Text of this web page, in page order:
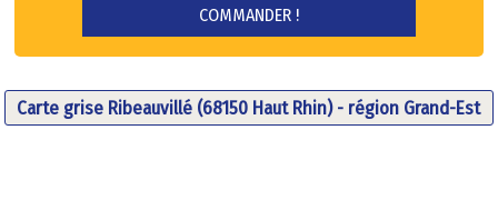
Carte grise Ribeauvillé (68150 Haut Rhin) - région Grand-Est